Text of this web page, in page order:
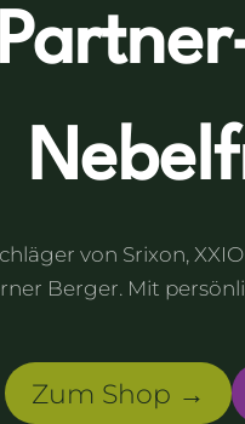
von Srixon,
Berger. Mit
Zum Shop →